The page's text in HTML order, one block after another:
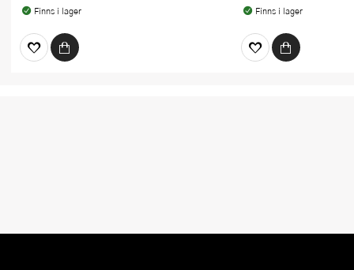
Finns i lager Finns i lager